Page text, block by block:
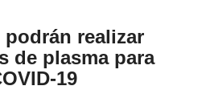
realizar
de plasma para
19